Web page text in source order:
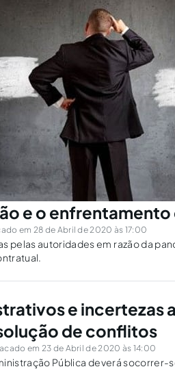
e o
em 28 de Abril de 2020 às 17:00
pelas autoridades em razão da
e incertezas
de conflitos
em 23 de Abril de 2020 às 14:00
Pública deverá socorrer-